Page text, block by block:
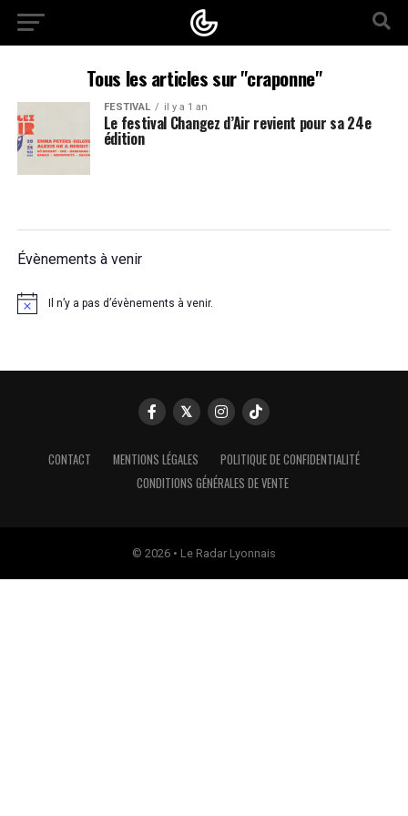
Tous les articles sur "craponne"
FESTIVAL il y a 1 an
Le festival Changez d’Air revient pour sa 24e
édition
Évènements à venir
Notice Il n’y a pas d’évènements à venir.
CONTACT MENTIONS LÉGALES
POLITIQUE DE CONFIDENTIALITÉ
CONDITIONS GÉNÉRALES DE VENTE
© 2026 • Le Radar Lyonnais